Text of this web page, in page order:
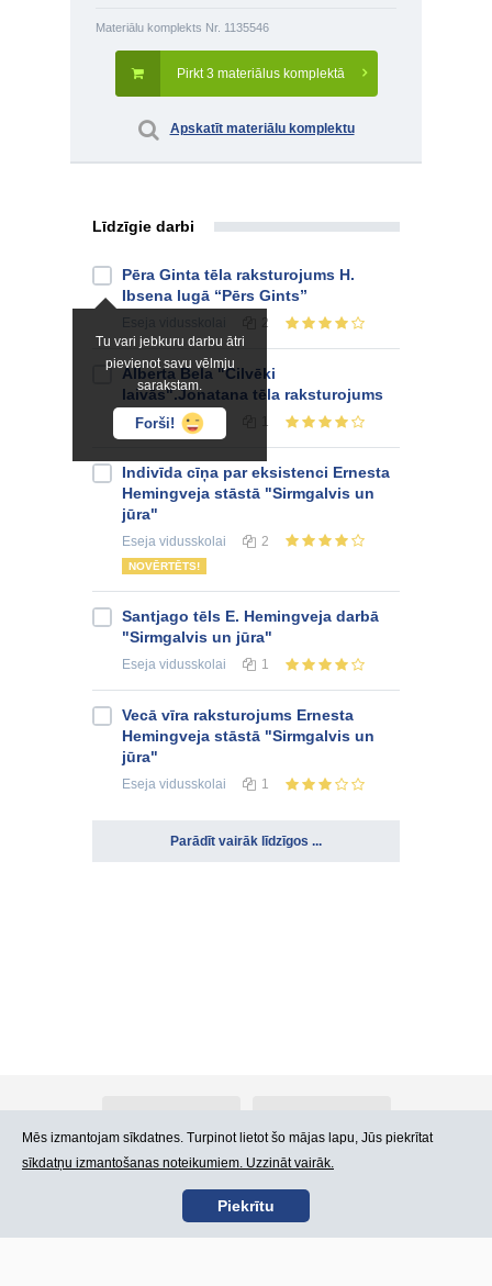
Materiālu komplekts Nr. 1135546
Pirkt 3 materiālus komplektā
Apskatīt materiālu komplektu
Līdzīgie darbi
Tu vari jebkuru darbu ātri
pievienot savu vēlmju
sarakstam.
Forši!
Pēra Ginta tēla raksturojums H.
Ibsena lugā “Pērs Gints”
2
Alberta Bela "Cilvēki
laivās".Jonatana tēla raksturojums
Esejavidusskolai 1
Indivīda cīņa par eksistenci Ernesta
Hemingveja stāstā "Sirmgalvis un
jūra"
Eseja vidusskolai 2
NOVĒRTĒTS!
Santjago tēls E. Hemingveja darbā
"Sirmgalvis un jūra"
Eseja vidusskolai 1
Vecā vīra raksturojums Ernesta
Hemingveja stāstā "Sirmgalvis un
jūra"
Eseja vidusskolai 1
Parādīt vairāk līdzīgos ...
Kontakti Lietošanas noteikumi
Mēs izmantojam sīkdatnes. Turpinot lietot šo mājas lapu, Jūs piekrītat
sīkdatņu izmantošanas noteikumiem. Uzzināt vairāk.
Piekrītu